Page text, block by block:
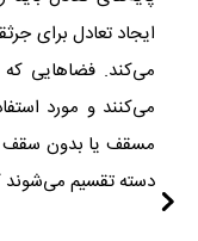
ایجاد تعادل برای
می‌کند. فضاهایی که
می‌کنند و مورد
مسقف یا بدون سقف
دسته تقسیم می‌شوند